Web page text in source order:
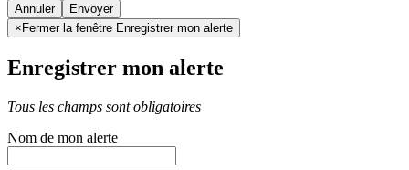
Annuler
× Fermer la fenêtre Enregistrer mon alerte
Enregistrer mon alerte
Tous les champs sont obligatoires
Nom de mon alerte